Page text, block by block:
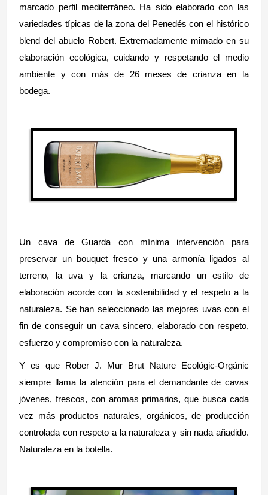
marcado perfil mediterráneo. Ha sido elaborado con las
variedades típicas de la zona del Penedés con el histórico
blend del abuelo Robert. Extremadamente mimado en su
elaboración ecológica, cuidando y respetando el medio
ambiente y con más de 26 meses de crianza en la
bodega.
Un cava de Guarda con mínima intervención para
preservar un bouquet fresco y una armonía ligados al
terreno, la uva y la crianza, marcando un estilo de
elaboración acorde con la sostenibilidad y el respeto a la
naturaleza. Se han seleccionado las mejores uvas con el
fin de conseguir un cava sincero, elaborado con respeto,
esfuerzo y compromiso con la naturaleza.
Y es que Rober J. Mur Brut Nature Ecológic-Orgánic
siempre llama la atención para el demandante de cavas
jóvenes, frescos, con aromas primarios, que busca cada
vez más productos naturales, orgánicos, de producción
controlada con respeto a la naturaleza y sin nada añadido.
Naturaleza en la botella.